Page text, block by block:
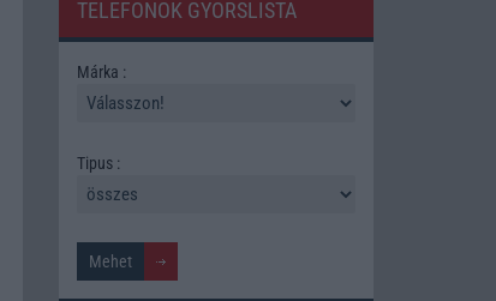
TELEFONOK GYORSLISTA
Márka :
Tipus :